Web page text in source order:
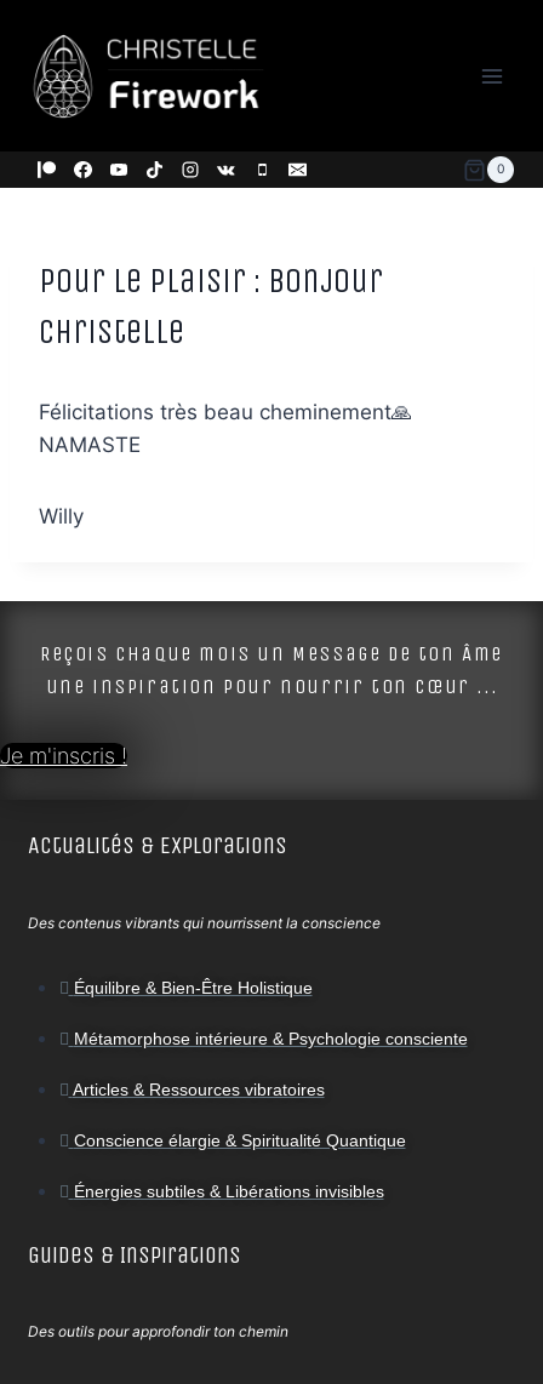
contenu
0
Pour le plaisir : Bonjour
Christelle
Félicitations très beau cheminement🙏
NAMASTE
Willy
Reçois chaque mois un Message de ton Âme
une inspiration pour nourrir ton cœur ...
Je m'inscris !
Actualités & Explorations
Des contenus vibrants qui nourrissent la conscience
Équilibre & Bien-Être Holistique
Métamorphose intérieure & Psychologie consciente
Articles & Ressources vibratoires
Conscience élargie & Spiritualité Quantique
Énergies subtiles & Libérations invisibles
Guides & Inspirations
Des outils pour approfondir ton chemin